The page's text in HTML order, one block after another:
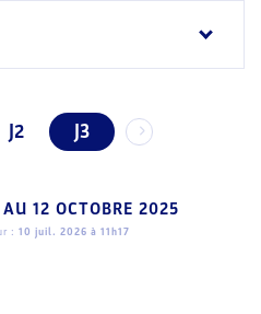
J2 J3
AU 12 OCTOBRE 2025
: 10 juil. 2026 à 11h17